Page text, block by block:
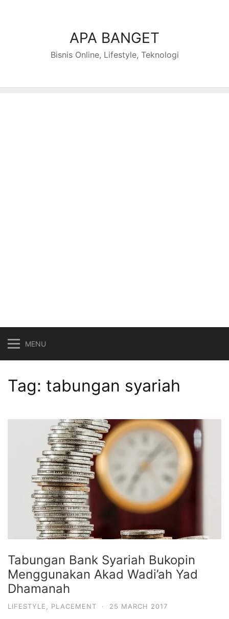
APA BANGET
Bisnis Online, Lifestyle, Teknologi
MENU
Tag: tabungan syariah
Tabungan Bank Syariah Bukopin
Menggunakan Akad Wadi’ah Yad
Dhamanah
LIFESTYLE PLACEMENT · 25 MARCH 2017